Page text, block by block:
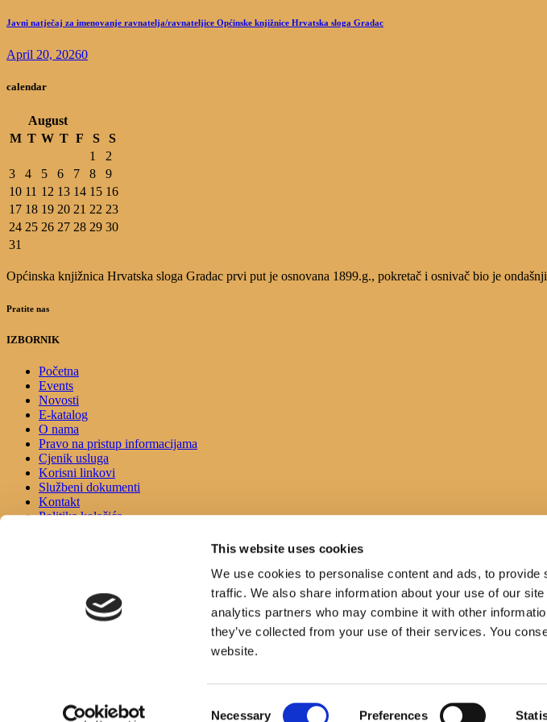
This website uses cookies
We use cookies to personalise content and ads, to
traffic. We also share information about your use of our
analytics partners who may combine it with other
they’ve collected from your use of their services. You
website.
Necessary Preferences
Javni natječaj za imenovanje ravnatelja/ravnateljice Općinske knjižnice Hrvatska sloga Gradac
April 20, 20260
calendar
August
M T W T F S
S
1
2
3
4 5 6 7 8
9
10 11 12 13 14 15 16
17 18 19 20 21 22 23
24 25 26 27 28 29 30
31
Općinska knjižnica Hrvatska sloga Gradac prvi put je osnovana 1899.g., pokretač i osnivač bio je
Pratite nas
IZBORNIK
Početna
Events
Novosti
E-katalog
O nama
Pravo na pristup informacijama
Cjenik usluga
Korisni linkovi
Službeni dokumenti
Kontakt
Politika kolačića
Ulica Stjepana Radića 1
opcinska.knjiznica.hrvatska.sloga.gradac@st.t-com.hr